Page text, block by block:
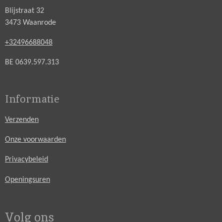
Blijstraat 32
3473 Waanrode
+32496688048
BE 0639.597.313
Informatie
Verzenden
Onze voorwaarden
Privacybeleid
Openingsuren
Volg ons